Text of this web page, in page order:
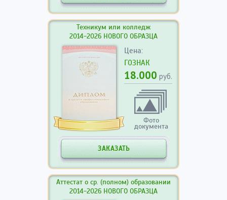
Техникум или колледж
2014-2026 НОВОГО ОБРАЗЦА
Цена:
ГОЗНАК
18.000 руб.
Фото
документа
ЗАКАЗАТЬ
Аттестат о ср. (полном) образовании
2014-2026 НОВОГО ОБРАЗЦА